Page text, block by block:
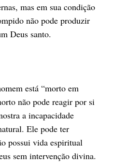
mas em sua condição
não pode produzir
Deus santo.
está “morto em
não pode reagir por si
a incapacidade
Ele pode ter
possui vida espiritual
sem intervenção divina.